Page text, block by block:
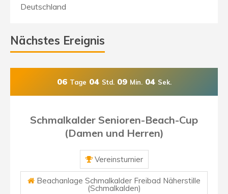
Deutschland
Nächstes Ereignis
06 Tage 04 Std. 09 Min. 02 Sek.
Schmalkalder Senioren-Beach-Cup
(Damen und Herren)
Vereinsturnier
Beachanlage Schmalkalder Freibad Näherstille
(Schmalkalden)